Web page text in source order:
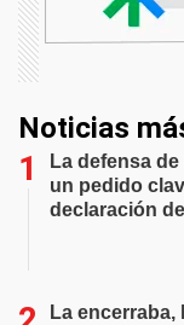
Noticias
La defensa
un pedido
declaración
La